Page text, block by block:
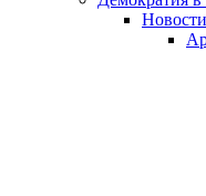
Новости